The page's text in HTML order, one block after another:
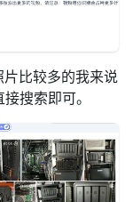
比较多的我来说
搜索即可。